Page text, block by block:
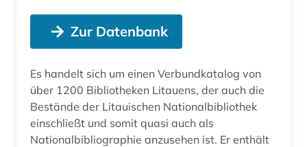
Zur Datenbank
Es handelt sich um einen Verbundkatalog von
über 1200 Bibliotheken Litauens, der auch die
Bestände der Litauischen Nationalbibliothek
einschließt und somit quasi auch als
Nationalbibliographie anzusehen ist. Er enthält